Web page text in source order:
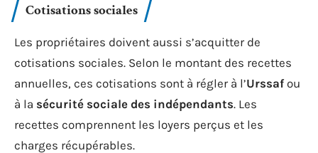
Cotisations sociales
Les propriétaires doivent aussi s’acquitter de
cotisations sociales. Selon le montant des recettes
annuelles, ces cotisations sont à régler à l’Urssafou
à la sécurité sociale des indépendants. Les
recettes comprennent les loyers perçus et les
charges récupérables.